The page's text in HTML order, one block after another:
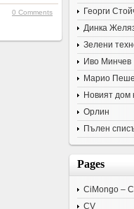
0 Comments
Георги
Динка
Зелени
Иво Минчев
Марио
Новият дом
Орлин
Пълен
Pages
CiMongo –
CV